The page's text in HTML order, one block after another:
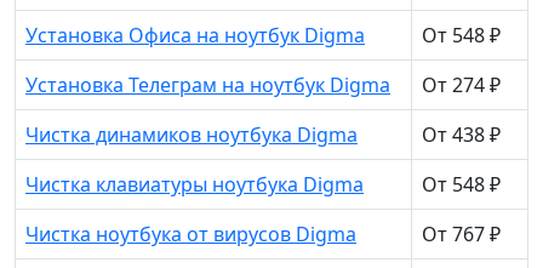
Установка Офиса на ноутбук Digma
От 548 ₽
Установка Телеграм на ноутбук Digma
От 274 ₽
Чистка динамиков ноутбука Digma
От 438 ₽
Чистка клавиатуры ноутбука Digma
От 548 ₽
Чистка ноутбука от вирусов Digma
От 767 ₽